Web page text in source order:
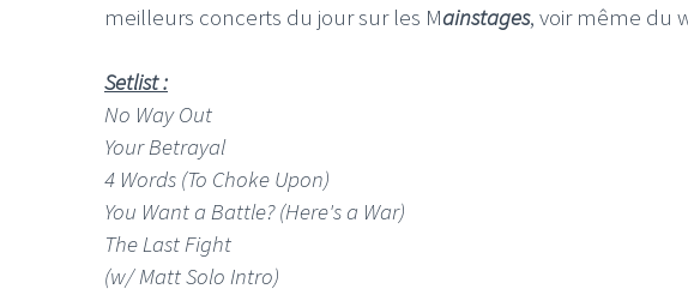
meilleurs concerts du jour sur les Mainstages, voir même du
Setlist :
No Way Out
Your Betrayal
4 Words (To Choke Upon)
You Want a Battle? (Here's a War)
The Last Fight
(w/ Matt Solo Intro)